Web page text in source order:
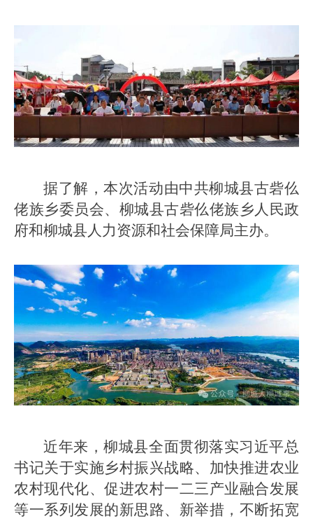
据了解，本次活动由中共柳城县古砦仫
佬族乡委员会、柳城县古砦仫佬族乡人民政
府和柳城县人力资源和社会保障局主办。
近年来，柳城县全面贯彻落实习近平总
书记关于实施乡村振兴战略、加快推进农业
农村现代化、促进农村一二三产业融合发展
等一系列发展的新思路、新举措，不断拓宽